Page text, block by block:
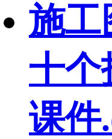
施工
十个
课件